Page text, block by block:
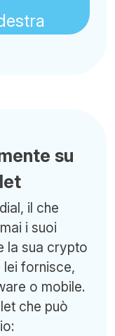
su
il che
i suoi
la sua crypto
lei fornisce,
o mobile.
che può